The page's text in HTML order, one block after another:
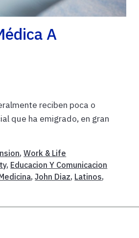
A
reciben poca o
que ha emigrado, en gran
,Work & Life
, Educacion Y Comunicacion
,John Diaz, Latinos,